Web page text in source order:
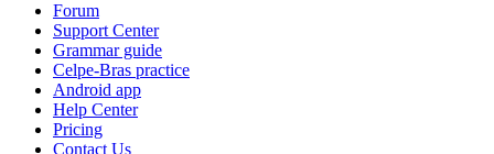
Forum
Support Center
Grammar guide
Celpe-Bras practice
Android app
Help Center
Pricing
Contact Us